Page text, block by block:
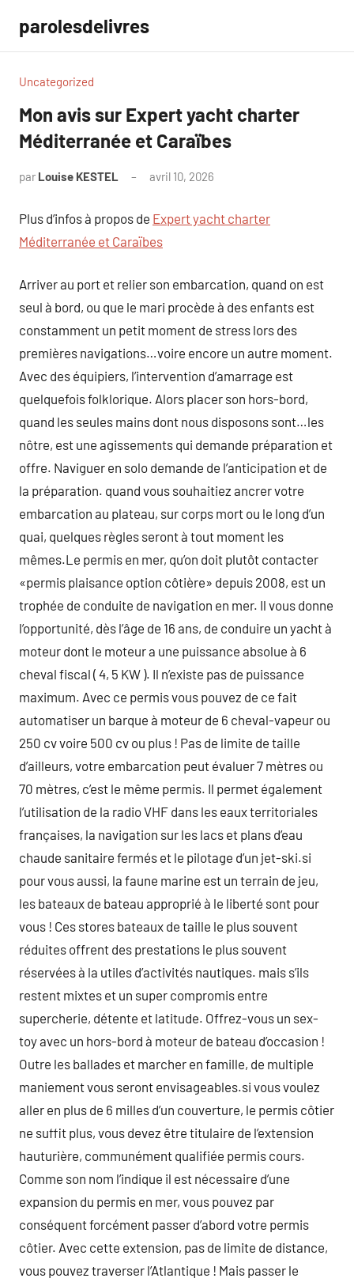
contenu
parolesdelivres
Uncategorized
Mon avis sur Expert yacht charter
Méditerranée et Caraïbes
par Louise KESTEL avril 10, 2026
Plus d’infos à propos de Expert yacht charter
Méditerranée et Caraïbes
Arriver au port et relier son embarcation, quand on est
seul à bord, ou que le mari procède à des enfants est
constamment un petit moment de stress lors des
premières navigations…voire encore un autre moment.
Avec des équipiers, l’intervention d’amarrage est
quelquefois folklorique. Alors placer son hors-bord,
quand les seules mains dont nous disposons sont…les
nôtre, est une agissements qui demande préparation et
offre. Naviguer en solo demande de l’anticipation et de
la préparation. quand vous souhaitiez ancrer votre
embarcation au plateau, sur corps mort ou le long d’un
quai, quelques règles seront à tout moment les
mêmes.Le permis en mer, qu’on doit plutôt contacter
«permis plaisance option côtière» depuis 2008, est un
trophée de conduite de navigation en mer. Il vous donne
l’opportunité, dès l’âge de 16 ans, de conduire un yacht à
moteur dont le moteur a une puissance absolue à 6
cheval fiscal ( 4, 5 KW ). Il n’existe pas de puissance
maximum. Avec ce permis vous pouvez de ce fait
automatiser un barque à moteur de 6 cheval-vapeur ou
250 cv voire 500 cv ou plus ! Pas de limite de taille
d’ailleurs, votre embarcation peut évaluer 7 mètres ou
70 mètres, c’est le même permis. Il permet également
l’utilisation de la radio VHF dans les eaux territoriales
françaises, la navigation sur les lacs et plans d’eau
chaude sanitaire fermés et le pilotage d’un jet-ski.si
pour vous aussi, la faune marine est un terrain de jeu,
les bateaux de bateau approprié à le liberté sont pour
vous ! Ces stores bateaux de taille le plus souvent
réduites offrent des prestations le plus souvent
réservées à la utiles d’activités nautiques. mais s’ils
restent mixtes et un super compromis entre
supercherie, détente et latitude. Offrez-vous un sex-
toy avec un hors-bord à moteur de bateau d’occasion !
Outre les ballades et marcher en famille, de multiple
maniement vous seront envisageables.si vous voulez
aller en plus de 6 milles d’un couverture, le permis côtier
ne suffit plus, vous devez être titulaire de l’extension
hauturière, communément qualifiée permis cours.
Comme son nom l’indique il est nécessaire d’une
expansion du permis en mer, vous pouvez par
conséquent forcément passer d’abord votre permis
côtier. Avec cette extension, pas de limite de distance,
vous pouvez traverser l’Atlantique ! Mais passer le